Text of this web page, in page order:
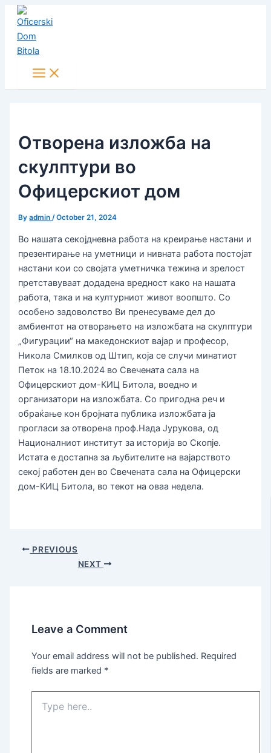
Skip
content
Отворена изложба на
скулптури во
Офицерскиот дом
Byadmin/October 21, 2024
Во нашата секојдневна работа на креирање настани и
презентирање на уметници и нивната работа постојат
настани кои со својата уметничка тежина и зрелост
претставуваат додадена вредност како на нашата
работа, така и на културниот живот воопшто. Со
особено задоволство Ви пренесуваме дел до
амбиентот на отворањето на изложбата на скулптури
„Фигурации“ на македонскиот вајар и професор,
Никола Смилков од Штип, која се случи минатиот
Петок на 18.10.2024 во Свечената сала на
Офицерскиот дом-КИЦ Битола, воедно и
организатори на изложбата. Со пригодна реч и
обраќање кон бројната публика изложбата ја
прогласи за отворена проф.Нада Јурукова, од
Националниот институт за историја во Скопје.
Истата е достапна за љубителите на вајарството
секој работен ден во Свечената сала на Офицерски
дом-КИЦ Битола, во текот на оваа недела.
Post
navigation
PREVIOUS
NEXT
Leave a Comment
Your email address will not be published. Required
fields are marked *
here..